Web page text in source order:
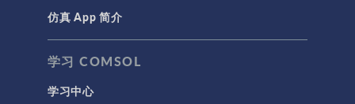
声学与振动
岩土力学
材料模型
结构力学
仿真 App 简介
学习 COMSOL
学习中心